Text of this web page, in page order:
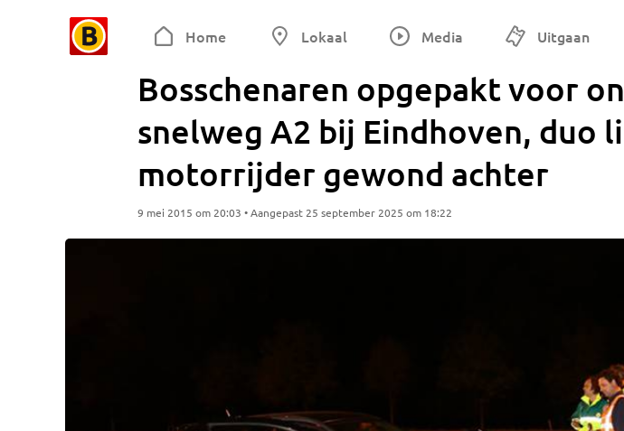
Home Lokaal Media Uitgaan
Bosschenaren opgepakt voor
snelweg A2 bij Eindhoven, duo
motorrijder gewond achter
9 mei 2015 om 20:03 • Aangepast 25 september 2025 om 18:22